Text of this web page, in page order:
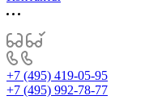
+7 (495) 419-05-95
+7 (495) 992-78-77